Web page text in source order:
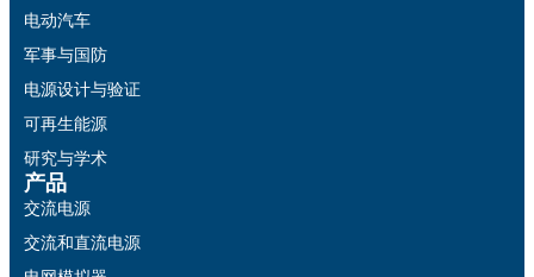
电动汽车
军事与国防
电源设计与验证
可再生能源
研究与学术
产品
交流电源
交流和直流电源